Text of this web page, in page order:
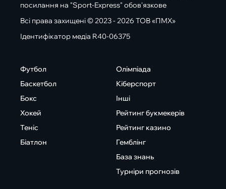
посилання на "Sport-Express" обов'язкове
Всі права захищені © 2023 - 2026 ТОВ «ПМХ»
Ідентифікатор медіа R40-06375
Футбол
Баскетбол
Бокс
Хокей
Теніс
Біатлон
Олімпіада
Кіберспорт
Інші
Рейтинг букмекерів
Рейтинг казино
Гемблінг
База знань
Турніри прогнозів